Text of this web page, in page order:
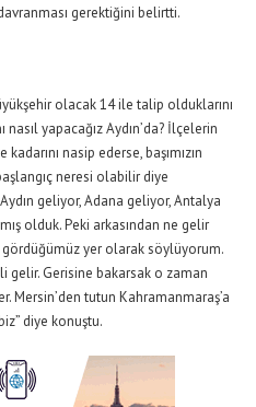
gerektiğini belirtti.
olacak 14 ile talip olduklarını
yapacağız Aydın’da? İlçelerin
nasip ederse, başımızın
neresi olabilir diye
geliyor, Adana geliyor, Antalya
olduk. Peki arkasından ne gelir
yer olarak söylüyorum.
gelir. Gerisine bakarsak o zaman
Mersin’den tutun Kahramanmaraş’a
diye konuştu.